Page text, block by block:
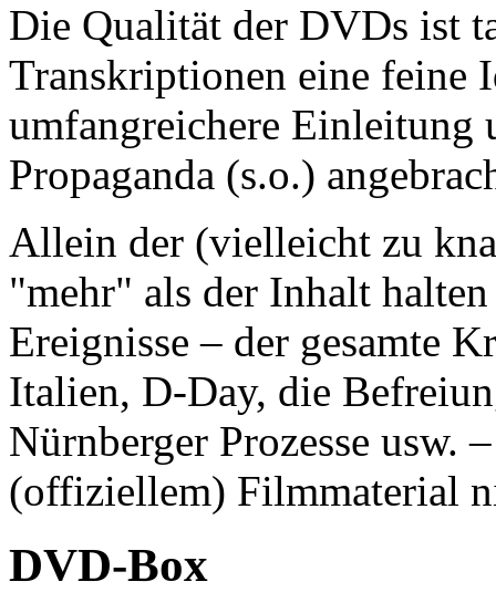
Die Qualität der DVDs ist
Transkriptionen eine feine
umfangreichere Einleitung
Propaganda (s.o.)
Allein der (vielleicht zu
"mehr" als der Inhalt
Ereignisse – der gesamte
Italien, D-Day, die
Nürnberger Prozesse usw.
(offiziellem) Filmmaterial
DVD-Box